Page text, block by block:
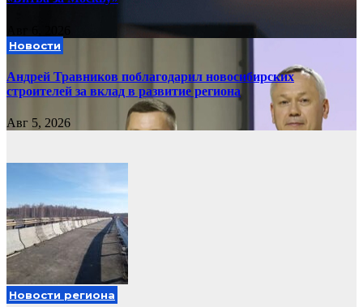
Новости
Андрей Травников поблагодарил новосибирских
строителей за вклад в развитие региона
Авг 5, 2026
Новости региона